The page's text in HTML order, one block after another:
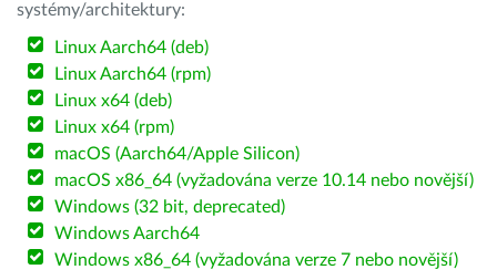
systémy/architektury:
Linux Aarch64 (deb)
Linux Aarch64 (rpm)
Linux x64 (deb)
Linux x64 (rpm)
macOS (Aarch64/Apple Silicon)
macOS x86_64 (vyžadována verze 10.14 nebo novější)
Windows (32 bit, deprecated)
Windows Aarch64
Windows x86_64 (vyžadována verze 7 nebo novější)